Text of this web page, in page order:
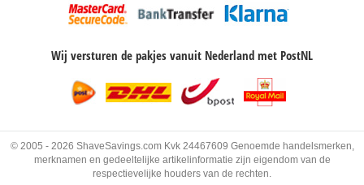
Wij versturen de pakjes vanuit Nederland met PostNL
© 2005 - 2026 ShaveSavings.com Kvk 24467609 Genoemde handelsmerken,
merknamen en gedeeltelijke artikelinformatie zijn eigendom van de
respectievelijke houders van de rechten.